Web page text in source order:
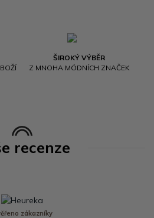
ŠIROKÝ VÝBĚR
Z MNOHA MÓDNÍCH ZNAČEK
recenze
zákazníky